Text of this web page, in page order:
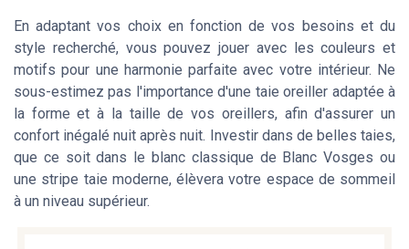
En adaptant vos choix en fonction de vos besoins et du
style recherché, vous pouvez jouer avec les couleurs et
motifs pour une harmonie parfaite avec votre intérieur. Ne
sous-estimez pas l'importance d'une taie oreiller adaptée à
la forme et à la taille de vos oreillers, afin d'assurer un
confort inégalé nuit après nuit. Investir dans de belles taies,
que ce soit dans le blanc classique de Blanc Vosges ou
une stripe taie moderne, élèvera votre espace de sommeil
à un niveau supérieur.